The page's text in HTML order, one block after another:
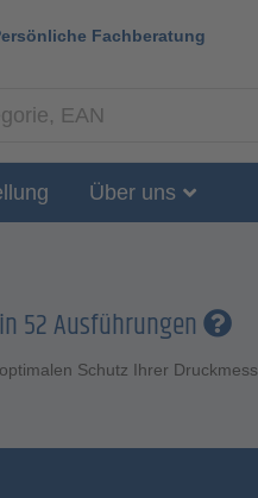
Fachberatung
Über uns
52 Ausführungen
Schutz Ihrer